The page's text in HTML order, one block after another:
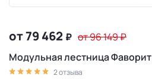
от 79 462 ₽ от 96 149₽
Модульная лестница Фаворит
2 отзыва